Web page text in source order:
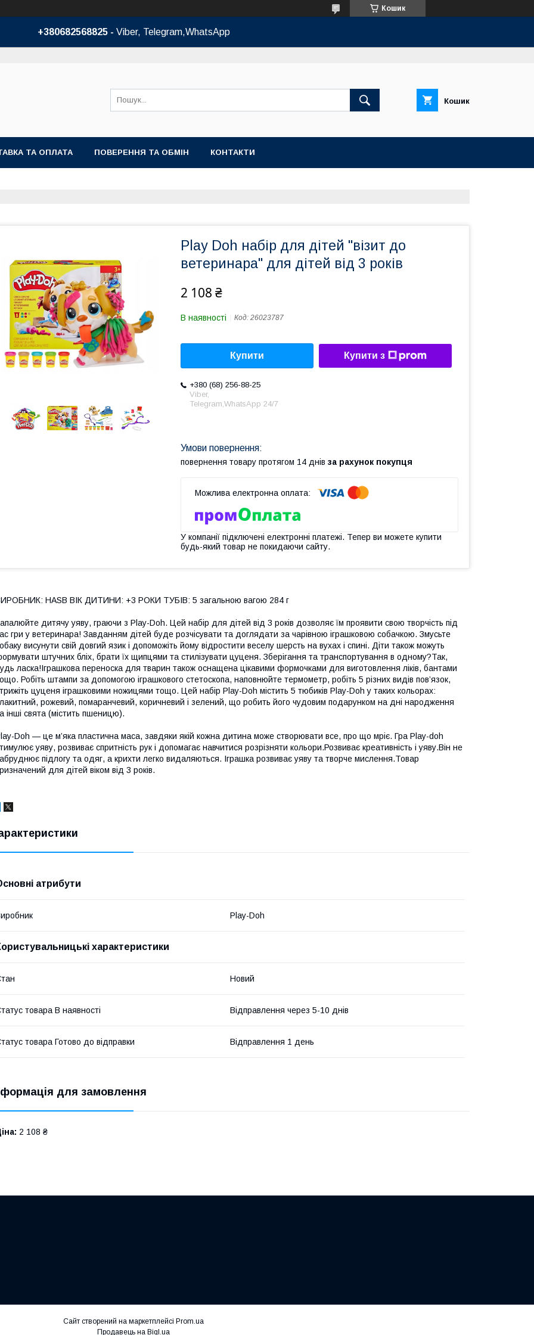
Кошик
+380682568825 - Viber, Telegram,WhatsApp
Кошик
ТА ОПЛАТА ПОВЕРЕННЯ ТА ОБМІН КОНТАКТИ
Play Doh набір для дітей "візит до
ветеринара" для дітей від 3 років
2 108 ₴
В наявності Код: 26023787
Купити Купити з
+380 (68) 256-88-25
Viber,
Telegram,WhatsApp 24/7
повернення товару протягом 14 днів за рахунок покупця
У компанії підключені електронні платежі. Тепер ви можете купити
будь-який товар не покидаючи сайту.
HASB ВІК ДИТИНИ: +3 РОКИ ТУБІВ: 5 загальною вагою 284 г
дитячу уяву, граючи з Play-Doh. Цей набір для дітей від 3 років дозволяє їм проявити свою творчість під
гри у ветеринара! Завданням дітей буде розчісувати та доглядати за чарівною іграшковою собачкою. Змусьте
висунути свій довгий язик і допоможіть йому відростити веселу шерсть на вухах і спині. Діти також можуть
штучних бліх, брати їх щипцями та стилізувати цуценя. Зберігання та транспортування в одному?Так,
ласка!Іграшкова переноска для тварин також оснащена цікавими формочками для виготовлення ліків, бантами
Робіть штампи за допомогою іграшкового стетоскопа, наповнюйте термометр, робіть 5 різних видів пов’язок,
цуценя іграшковими ножицями тощо. Цей набір Play-Doh містить 5 тюбиків Play-Doh у таких кольорах:
рожевий, помаранчевий, коричневий і зелений, що робить його чудовим подарунком на дні народження
інші свята (містить пшеницю).
Doh — це м’яка пластична маса, завдяки якій кожна дитина може створювати все, про що мріє. Гра Play-doh
уяву, розвиває спритність рук і допомагає навчитися розрізняти кольори.Розвиває креативність і уяву.Він не
підлогу та одяг, а крихти легко видаляються. Іграшка розвиває уяву та творче мислення.Товар
для дітей віком від 3 років.
атрибути
Play-Doh
характеристики
Новий
товара В наявності Відправлення через 5-10 днів
товара Готово до відправки Відправлення 1 день
для замовлення
2 108 ₴
Сайт створений на маркетплейсі Prom.ua
Продавець на Bigl.ua